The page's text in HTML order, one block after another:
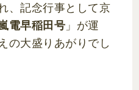
、記念行事として京
電早稲田号 」が運
の大盛りあがりでし